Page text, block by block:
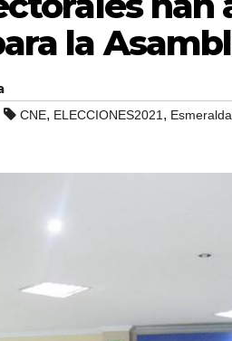
la
CNE, ELECCIONES2021,